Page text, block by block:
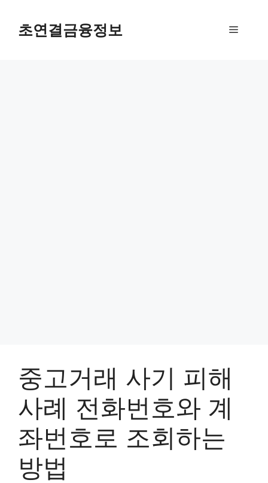
초연결금융정보 메
중고거래 사기 피해
사례 전화번호와 계
좌번호로 조회하는
방법